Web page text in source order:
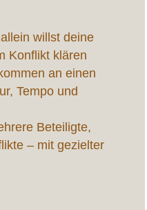
willst deine
Konflikt klären
an einen
Tempo und
Beteiligte,
– mit gezielter